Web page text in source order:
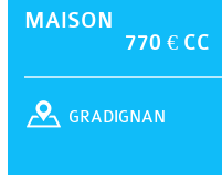
MAISON
770 € CC
GRADIGNAN